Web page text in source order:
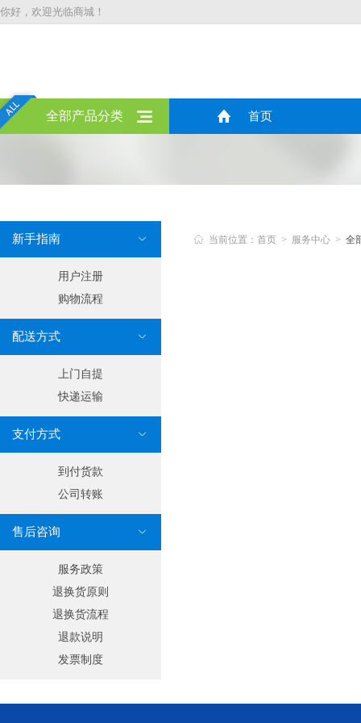
你好，欢迎光临商城！
全部产品分类 首页

新手指南
用户注册
购物流程

配送方式
上门自提
快递运输

支付方式
到付货款
公司转账

售后咨询
服务政策
退换货原则
退换货流程
退款说明
发票制度
 当前位置：首页 > 服务中心 > 全